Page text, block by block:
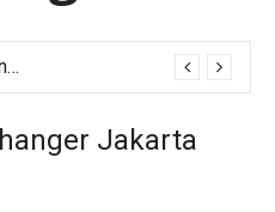
Jual Beli dan Harga Uang Asing Rupee Pakistan di Depok Jawa Barat.
Jakarta